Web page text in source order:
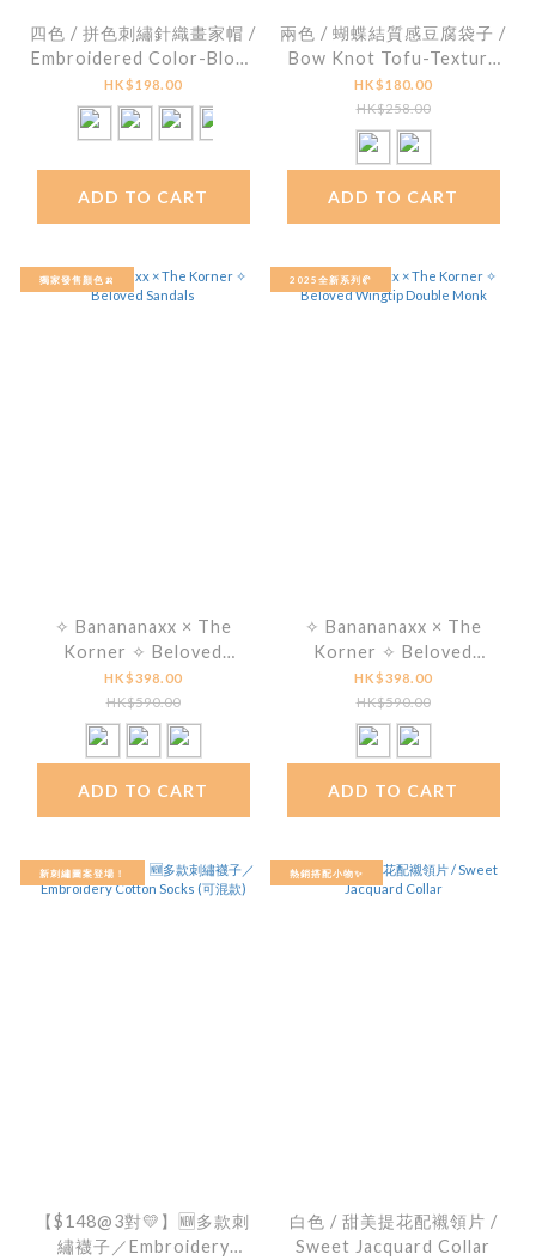
四色 / 拼色刺繡針織畫家帽 /
Embroidered Color-Block
Knit Beret
HK$198.00
ADD TO CART
兩色 / 蝴蝶結質感豆腐袋子 /
Bow Knot Tofu-Texture
Fabric Bag
HK$180.00
HK$258.00
ADD TO CART
獨家發售顏色🍌
✧ Banananaxx × The
Korner ✧ Beloved
Sandals
HK$398.00
HK$590.00
ADD TO CART
2025全新系列🥐
✧ Banananaxx × The
Korner ✧ Beloved
Wingtip Double Monk
HK$398.00
HK$590.00
ADD TO CART
新刺繡圖案登場！
【$148@3對💛】🆕多款刺
繡襪子／Embroidery
熱銷搭配小物✨
白色 / 甜美提花配襯領片 /
Sweet Jacquard Collar